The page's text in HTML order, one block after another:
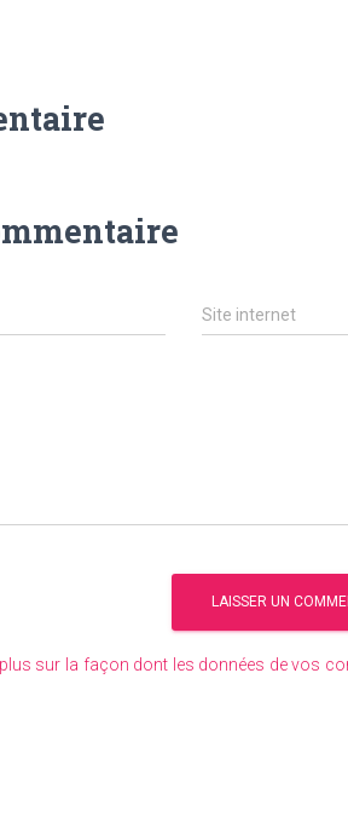
Site internet
sur la façon dont les données de vos